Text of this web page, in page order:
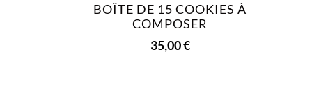
BOÎTE DE 15 COOKIES À
COMPOSER
35,00€